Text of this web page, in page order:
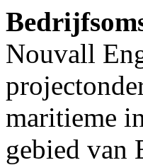
Nouvall
maritieme
gebied van